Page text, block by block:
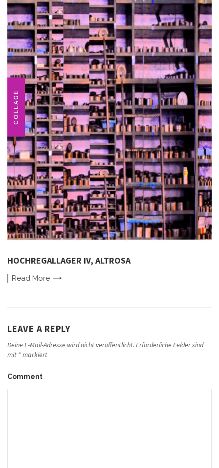
COLLAGE
HOCHREGALLAGER IV, ALTROSA
Read More
LEAVE A REPLY
Deine E-Mail-Adresse wird nicht veröffentlicht. Erforderliche Felder sind
mit *markiert
Comment